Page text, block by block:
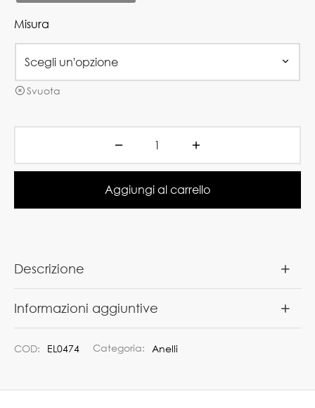
Misura
Svuota
Aggiungi al carrello
Descrizione
Informazioni aggiuntive
COD: EL0474 Categoria: Anelli